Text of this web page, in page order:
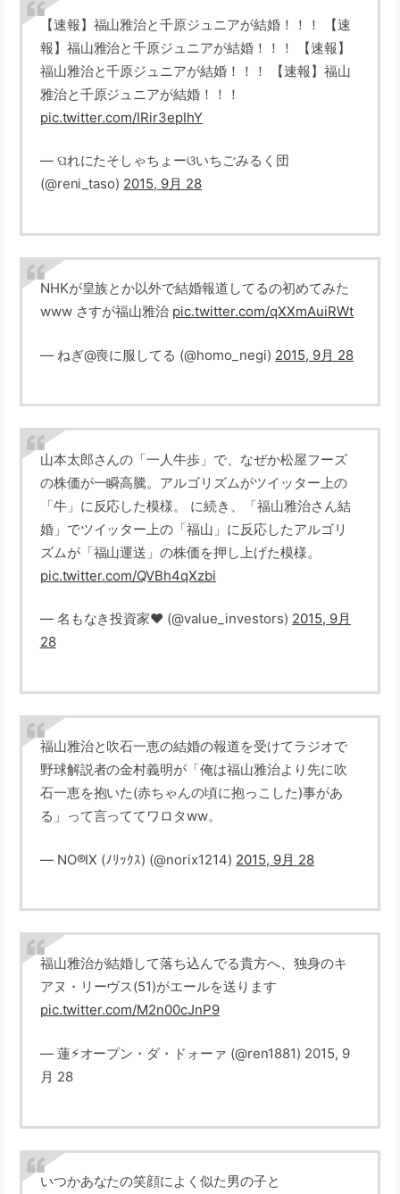
【速報】福山雅治と千原ジュニアが結婚！！！ 【速
報】福山雅治と千原ジュニアが結婚！！！ 【速報】
福山雅治と千原ジュニアが結婚！！！ 【速報】福山
雅治と千原ジュニアが結婚！！！
pic.twitter.com/IRir3epIhY
— ପれにたそしゃちょーଓいちごみるく団
(@reni_taso) 2015, 9月 28
NHKが皇族とか以外で結婚報道してるの初めてみた
www さすが福山雅治 pic.twitter.com/qXXmAuiRWt
— ねぎ@喪に服してる (@homo_negi) 2015, 9月 28
山本太郎さんの「一人牛歩」で、なぜか松屋フーズ
の株価が一瞬高騰。アルゴリズムがツイッター上の
「牛」に反応した模様。 に続き、「福山雅治さん結
婚」でツイッター上の「福山」に反応したアルゴリ
ズムが「福山運送」の株価を押し上げた模様。
pic.twitter.com/QVBh4qXzbi
— 名もなき投資家❤️ (@value_investors) 2015, 9月
28
福山雅治と吹石一恵の結婚の報道を受けてラジオで
野球解説者の金村義明が「俺は福山雅治より先に吹
石一恵を抱いた(赤ちゃんの頃に抱っこした)事があ
る」って言っててワロタww。
— NO®IX (ﾉﾘｯｸｽ) (@norix1214) 2015, 9月 28
福山雅治が結婚して落ち込んでる貴方へ、独身のキ
アヌ・リーヴス(51)がエールを送ります
pic.twitter.com/M2n00cJnP9
— 蓮⚡︎オープン・ダ・ドォーァ (@ren1881) 2015, 9
月 28
いつかあなたの笑顔によく似た男の子と